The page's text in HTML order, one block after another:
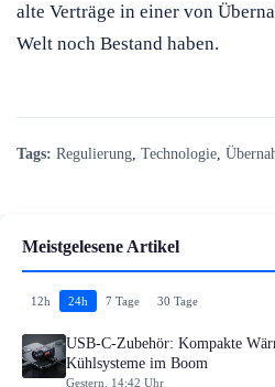
alte Verträge in einer von
Welt noch Bestand haben.
Tags: Regulierung Technologie
Meistgelesene Artikel
12h 24h 7 Tage 30 Tage
USB-C-Zubehör: Kompakte
Kühlsysteme im Boom
Gestern, 14:42 Uhr